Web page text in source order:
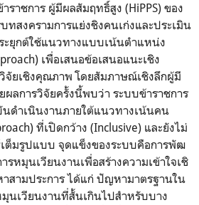
ราชการ ผู้มีผลสัมฤทธิ์สูง (HiPPS) ของ
ทสงครามการแย่งชิงคนเก่งและประเมิน
ะยุกต์ใช้แนวทางแบบเน้นตำแหน่ง
เพื่อเสนอข้อเสนอแนะเชิง
จัยเชิงคุณภาพ โดยสัมภาษณ์เชิงลึกผู้มี
ผลการวิจัยครั้งนี้พบว่า ระบบข้าราชการ
ดำเนินงานภายใต้แนวทางเน้นคน
ที่เปิดกว้าง (Inclusive) และยังไม่
ต็มรูปแบบ จุดแข็งของระบบคือการพัฒ
รหมุนเวียนงานเพื่อสร้างความเข้าใจเชิ
ามประการ ได้แก่ ปัญหามาตรฐานใน
นเวียนงานที่สั้นเกินไปสำหรับบาง